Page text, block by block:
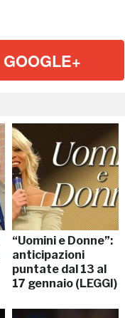
GOOGLE+
“Uomini e Donne”:
anticipazioni
puntate dal 13 al
17 gennaio (LEGGI)